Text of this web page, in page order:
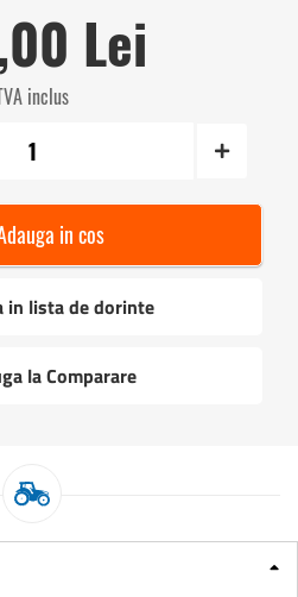
Lei
inclus
in cos
in lista de dorinte
la Comparare